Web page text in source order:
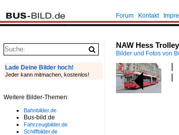
Forum Kontakt
NAW Hess
Bilder und Fotos von
Lade Deine Bilder hoch!
Jeder kann mitmachen, kostenlos!
Weitere Bilder-Themen:
Bahnbilder.de
Bus-bild.de
Fahrzeugbilder.de
Schiffbilder.de